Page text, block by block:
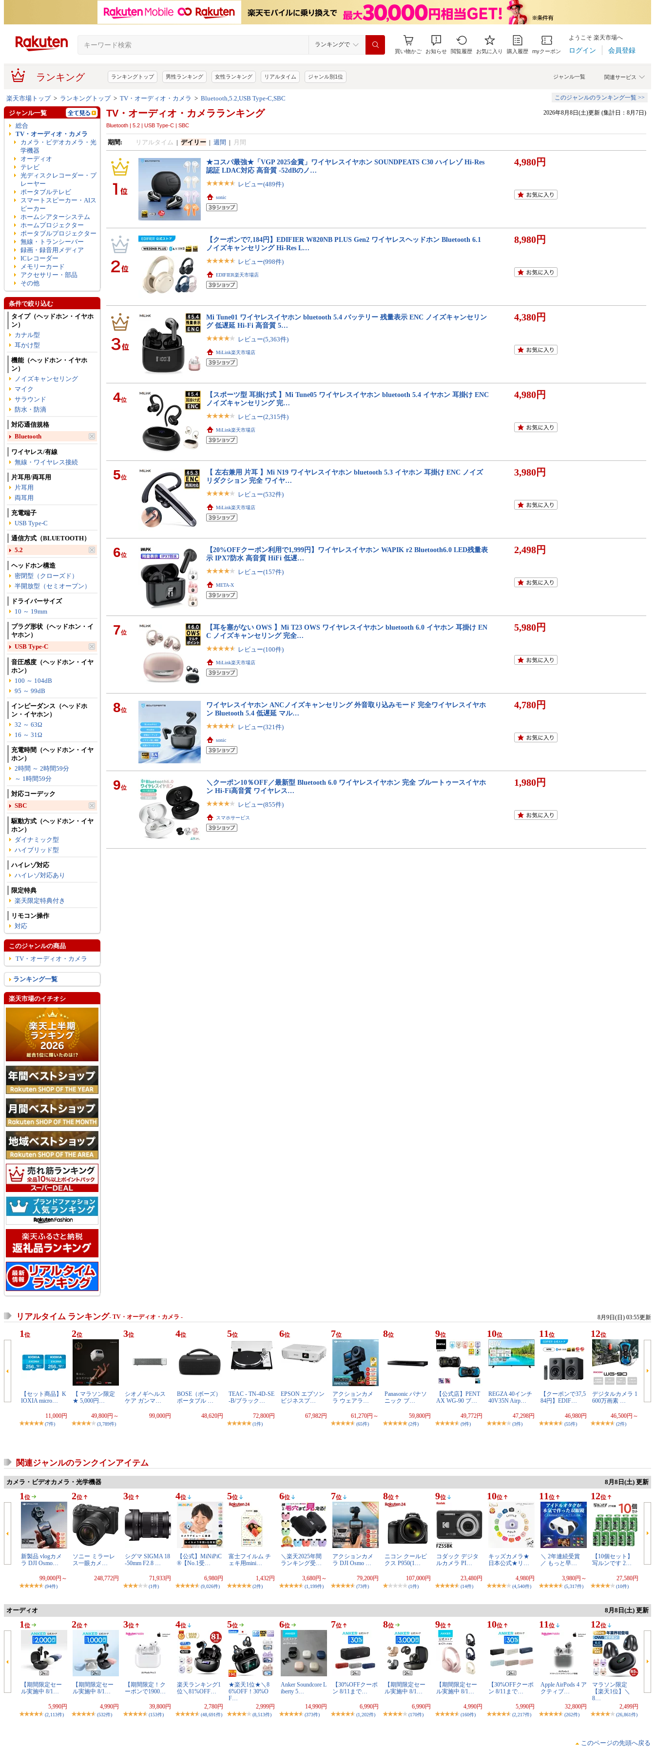
ランキングで
買い物かご お知らせ 閲覧履歴 お気に入り 購入履歴 myクーポン
ようこそ 楽天市場へ
ログイン 会員登録
ランキング 関連サービス
ジャンル一覧
ランキングトップ 男性ランキング 女性ランキング リアルタイム ジャンル別1位
楽天市場トップ> ランキングトップ> TV・オーディオ・カメラ > Bluetooth,5.2,USB Type-C,SBC このジャンルのランキング一覧 >>
TV・オーディオ・カメラランキング
Bluetooth | 5.2 | USB Type-C | SBC
2026年8月8日(土)更新 (集計日：8月7日)
期間: リアルタイム | デイリー| 週間 | 月間
★コスパ最強★「VGP 2025金賞」ワイヤレスイヤホン SOUNDPEATS C30 ハイレゾ Hi-Res
認証 LDAC対応 高音質 -52dBのノ…
レビュー(489件)
sonic
4,980円
【クーポンで7,184円】EDIFIER W820NB PLUS Gen2 ワイヤレスヘッドホン Bluetooth 6.1
ノイズキャンセリング Hi-Res L…
レビュー(998件)
EDIFIER楽天市場店
8,980円
Mi Tune01 ワイヤレスイヤホン bluetooth 5.4 バッテリー 残量表示 ENC ノイズキャンセリン
グ 低遅延 Hi-Fi 高音質 5…
レビュー(5,363件)
MiLink楽天市場店
4,380円
4位
【スポーツ型 耳掛け式 】Mi Tune05 ワイヤレスイヤホン bluetooth 5.4 イヤホン 耳掛け ENC
ノイズキャンセリング 完…
レビュー(2,315件)
MiLink楽天市場店
4,980円
5位
【 左右兼用 片耳 】Mi N19 ワイヤレスイヤホン bluetooth 5.3 イヤホン 耳掛け ENC ノイズ
リダクション 完全 ワイヤ…
レビュー(532件)
MiLink楽天市場店
3,980円
6位
【20%OFFクーポン利用で1,999円】ワイヤレスイヤホン WAPIK r2 Bluetooth6.0 LED残量表
示 IPX7防水 高音質 HiFi 低遅…
レビュー(157件)
META-X
2,498円
7位
【耳を塞がない OWS 】Mi T23 OWS ワイヤレスイヤホン bluetooth 6.0 イヤホン 耳掛け EN
C ノイズキャンセリング 完全…
レビュー(100件)
MiLink楽天市場店
5,980円
8位
ワイヤレスイヤホン ANCノイズキャンセリング 外音取り込みモード 完全ワイヤレスイヤホ
ン Bluetooth 5.4 低遅延 マル…
レビュー(321件)
sonic
4,780円
9位
＼クーポン10％OFF／最新型 Bluetooth 6.0 ワイヤレスイヤホン 完全 ブルートゥースイヤホ
ン Hi-Fi高音質 ワイヤレス…
レビュー(855件)
スマホサービス
1,980円
ジャンル一覧
総合
TV・オーディオ・カメラ
カメラ・ビデオカメラ・光
学機器
オーディオ
テレビ
光ディスクレコーダー・プ
レーヤー
ポータブルテレビ
スマートスピーカー・AIス
ピーカー
ホームシアターシステム
ホームプロジェクター
ポータブルプロジェクター
無線・トランシーバー
録画・録音用メディア
ICレコーダー
メモリーカード
アクセサリー・部品
その他
条件で絞り込む
タイプ（ヘッドホン・イヤホ
ン）
カナル型
耳かけ型
機能（ヘッドホン・イヤホ
ン）
ノイズキャンセリング
マイク
サラウンド
防水・防滴
対応通信規格
Bluetooth
ワイヤレス/有線
無線・ワイヤレス接続
片耳用/両耳用
片耳用
両耳用
充電端子
USB Type-C
通信方式（BLUETOOTH）
5.2
ヘッドホン構造
密閉型（クローズド）
半開放型（セミオープン）
ドライバーサイズ
10 ～ 19mm
プラグ形状（ヘッドホン・イ
ヤホン）
USB Type-C
音圧感度（ヘッドホン・イヤ
ホン）
100 ～ 104dB
95 ～ 99dB
インピーダンス（ヘッドホ
ン・イヤホン）
32 ～ 63Ω
16 ～ 31Ω
充電時間（ヘッドホン・イヤ
ホン）
2時間 ～ 2時間59分
～ 1時間59分
対応コーデック
SBC
駆動方式（ヘッドホン・イヤ
ホン）
ダイナミック型
ハイブリッド型
ハイレゾ対応
ハイレゾ対応あり
限定特典
楽天限定特典付き
リモコン操作
対応
このジャンルの商品
TV・オーディオ・カメラ
ランキング一覧
楽天市場のイチオシ
リアルタイム ランキング- TV・オーディオ・カメラ - 8月9日(日) 03:55更新
1 位
【セット商品】K
IOXIA micro…
11,000円
(7件)
2位
【 マラソン限定
★ 5,000円…
49,800円～
(3,789件)
3位
シオノギヘルス
ケア ガンマ…
99,000円
4位
BOSE（ボーズ）
ポータブル …
48,620円
5位
TEAC - TN-4D-SE
-B/ブラック…
72,800円
(1件)
6位
EPSON エプソン
ビジネスプ…
67,982円
7位
アクションカメ
ラ ウェアラ…
61,270円～
(65件)
8位
Panasonic パナソ
ニック ブ…
59,800円
(2件)
9位
【公式店】PENT
AX WG-90 ブ…
49,772円
(9件)
10位
REGZA 40インチ
40V35N Airp…
47,298円
(3件)
11 位
【クーポンで37,5
84円】EDIF…
46,980円
(55件)
12位
デジタルカメラ 1
600万画素 …
46,500円～
(2件)
関連ジャンルのランクインアイテム
カメラ・ビデオカメラ・光学機器 8月8日(土) 更新
1 位
新製品 vlogカメ
ラ DJI Osmo…
99,000円～
(94件)
2位
ソニー ミラーレ
ス一眼カメ…
248,772円
3位
シグマ SIGMA 18
-50mm F2.8 …
71,933円
(1件)
4位
【公式】MiNiPiC
®【No.1受…
6,980円
(9,026件)
5位
富士フイルム チ
ェキ用mini…
1,432円
(2件)
6位
＼楽天2025年間
ランキング受…
3,680円～
(1,199件)
7位
アクションカメ
ラ DJI Osmo …
79,200円
(73件)
8位
ニコン クールピ
クス P950(1…
107,000円
(1件)
9位
コダック デジタ
ルカメラ PI…
23,480円
(14件)
10位
キッズカメラ★
日本公式★リ…
4,980円
(4,540件)
11 位
＼ 2年連続受賞
／ もっと早…
3,980円～
(5,317件)
12位
【10個セット】
写ルンです 2…
27,580円
(10件)
オーディオ 8月8日(土) 更新
1 位
【期間限定セー
ル実施中 8/1…
5,990円
(2,113件)
2位
【期間限定セー
ル実施中 8/1…
4,990円
(532件)
3位
【期間限定！ク
ーポンで1900…
39,800円
(153件)
4位
楽天ランキング1
位＼81%OFF…
2,780円
(48,691件)
5位
★楽天1位★＼8
6%OFF！30%O
F…
2,999円
(8,513件)
6位
Anker Soundcore L
iberty 5…
14,990円
(373件)
7位
【30%OFFクーポ
ン 8/11まで…
6,990円
(1,202件)
8位
【期間限定セー
ル実施中 8/1…
6,990円
(170件)
9位
【期間限定セー
ル実施中 8/1…
4,990円
(160件)
10位
【30%OFFクーポ
ン 8/11まで…
5,990円
(2,217件)
11 位
Apple AirPods 4 ア
クティブ…
32,800円
(262件)
12位
マラソン限定
【楽天1位】＼
8…
2,499円
(26,861件)
このページの先頭へ戻る